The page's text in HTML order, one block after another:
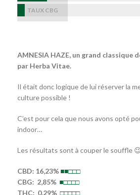
TAUX CBG
AMNESIA HAZE, un grand classique
par Herba Vitae.
Il était donc logique de lui réserver la
culture possible !
C’est pour cela que nous avons opté
indoor…
Les résultats sont à couper le souffle
CBD: 16,23%■■□□□
CBG: 2,85% ■□□□□
THC: 0,29% □□□□□